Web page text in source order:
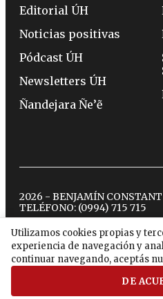
Utilizamos cookies propias y
experiencia de navegación y
continuar navegando, aceptás
DE
Editorial ÚH
Noticias positivas
Pódcast ÚH
Newsletters ÚH
Ñandejara Ñe’ẽ
2026 - BENJAMÍN
TELÉFONO: (0994) 715 715
twitterinstagram
facebook